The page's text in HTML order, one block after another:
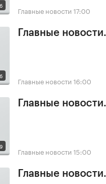
Главные новости 17:00
Главные
Главные новости 16:00
Главные
Главные новости 15:00
Главные